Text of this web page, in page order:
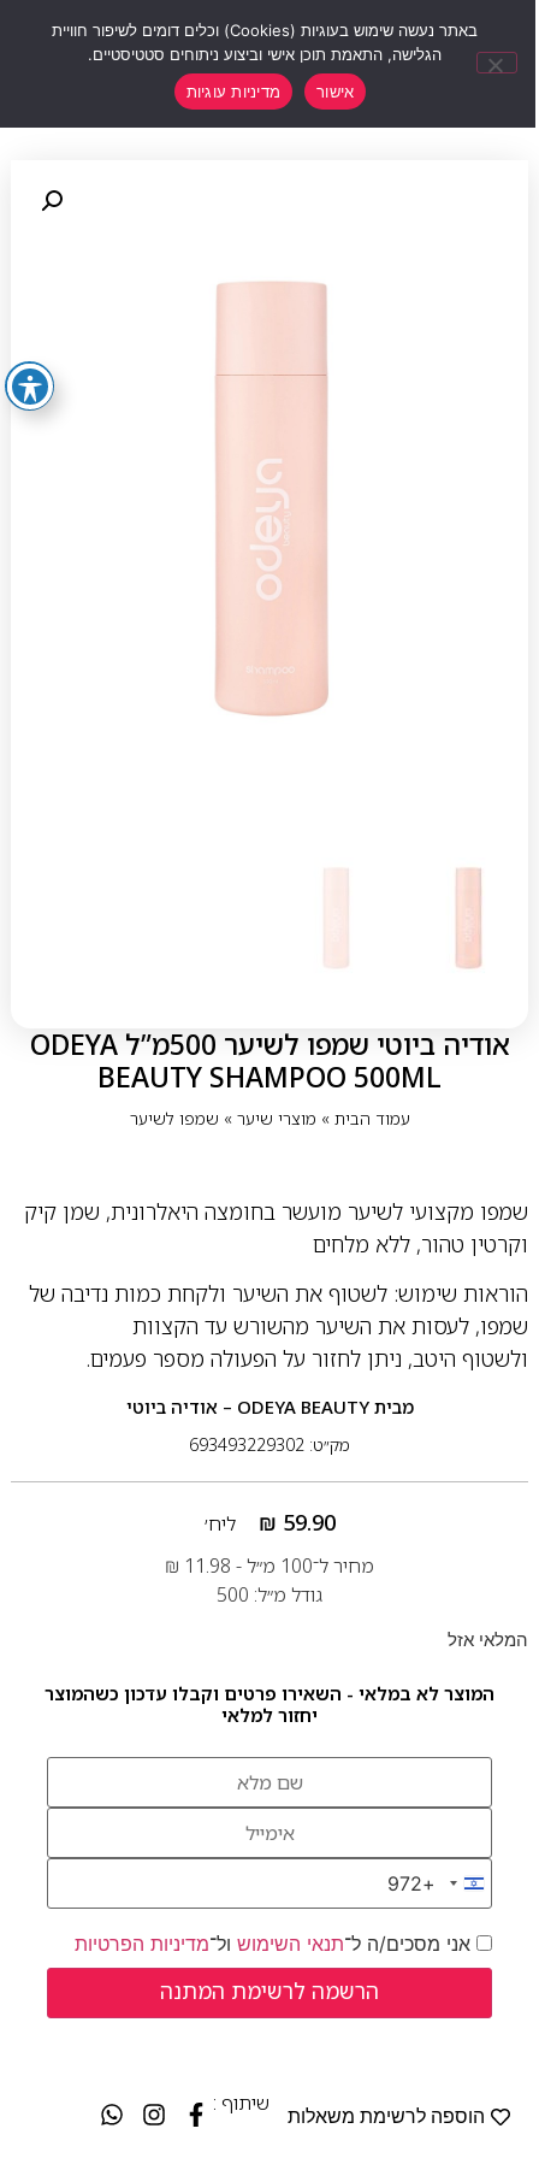
אודיה ביוטי שמפו לשיער 500מ”ל ODEYA
BEAUTY SHAMPOO 500ML
עמוד הבית» מוצרי שיער» שמפו לשיער
שמפו מקצועי לשיער מועשר בחומצה היאלרונית, שמן קיק
וקרטין טהור, ללא מלחים
הוראות שימוש: לשטוף את השיער ולקחת כמות נדיבה של
שמפו, לעסות את השיער מהשורש עד הקצוות
ולשטוף היטב, ניתן לחזור על הפעולה מספר פעמים.
מבית ODEYA BEAUTY – אודיה ביוטי
מק״ט: 693493229302
₪ 59.90
ליח׳
מחיר ל־100 מ״ל -
₪ 11.98
גודל מ״ל: 500
המלאי אזל
המוצר לא במלאי - השאירו פרטים וקבלו עדכון כשהמוצר
יחזור למלאי
Israel +972
+972
אני מסכים/ה ל־תנאי השימושול־מדיניות הפרטיות
הוספה לרשימת משאלות
שיתוף :
באתר נעשה שימוש בעוגיות (Cookies) וכלים דומים לשיפור חוויית
הגלישה, התאמת תוכן אישי וביצוע ניתוחים סטטיסטיים.
אישור
מדיניות עוגיות